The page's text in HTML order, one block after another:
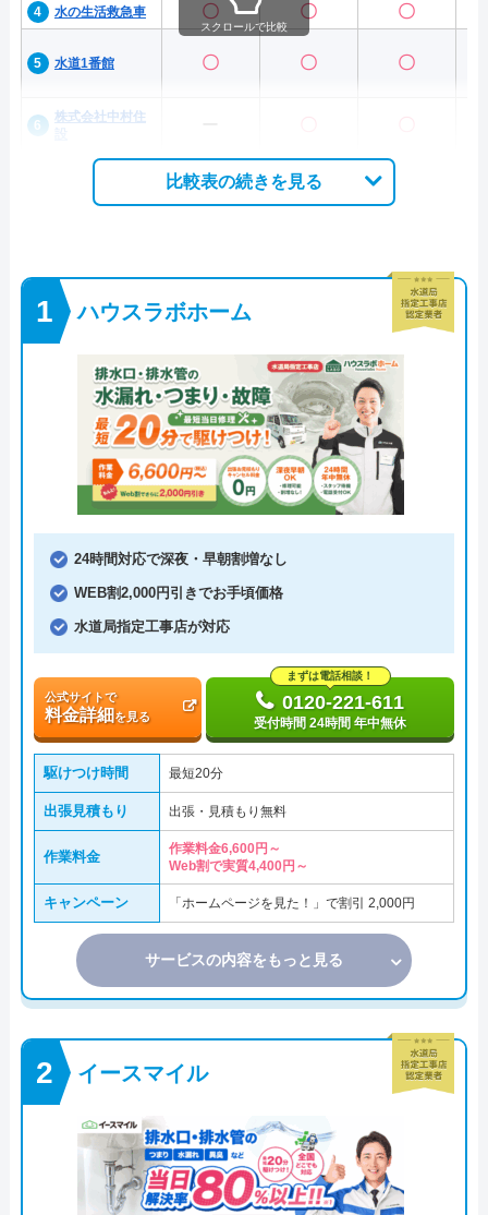
水の生活救急車 〇 〇 〇
水道1番館 〇 〇 〇
株式会社中村住
スクロールで比較
比較表の続きを見る
ハウスラボホーム
24時間対応で深夜・早朝割増なし
WEB割2,000円引きでお手頃価格
水道局指定工事店が対応
公式サイトで
料金詳細を見る
まずは電話相談！
0120-221-611
受付時間 24時間 年中無休
駆けつけ時間 最短20分
出張見積もり 出張・見積もり無料
作業料金
作業料金6,600円～
Web割で実質4,400円～
キャンペーン 「ホームページを見た！」で割引 2,000円
サービスの内容をもっと見る
イースマイル